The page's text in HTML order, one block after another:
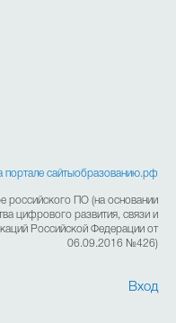
портале сайтыобразованию.рф
российского ПО (на основании
цифрового развития, связи и
Российской Федерации от
06.09.2016 №426)
Вход